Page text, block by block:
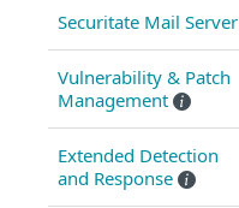
Securitate Mail Server
Vulnerability & Patch
Management
Extended Detection
and Response